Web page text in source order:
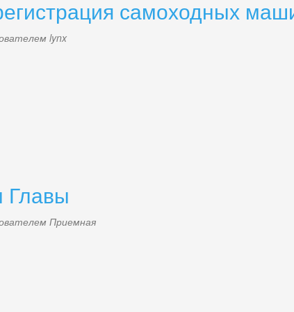
самоходных
lynx
Главы
Приемная